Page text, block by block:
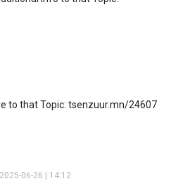
to that Topic: tsenzuur.mn/24607
2025-06-26 | 14:12